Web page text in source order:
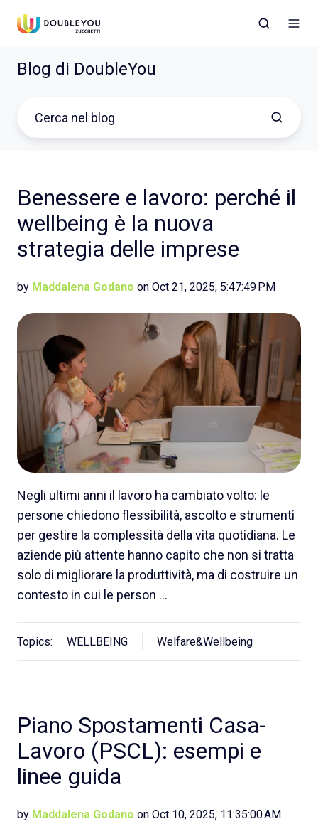
Blog di DoubleYou
Benessere e lavoro: perché il
wellbeing è la nuova
strategia delle imprese
by Maddalena Godano on Oct 21, 2025, 5:47:49 PM
Negli ultimi anni il lavoro ha cambiato volto: le
persone chiedono flessibilità, ascolto e strumenti
per gestire la complessità della vita quotidiana. Le
aziende più attente hanno capito che non si tratta
solo di migliorare la produttività, ma di costruire un
contesto in cui le person …
Topics: WELLBEING Welfare&Wellbeing
Piano Spostamenti Casa-
Lavoro (PSCL): esempi e
linee guida
by Maddalena Godano on Oct 10, 2025, 11:35:00 AM